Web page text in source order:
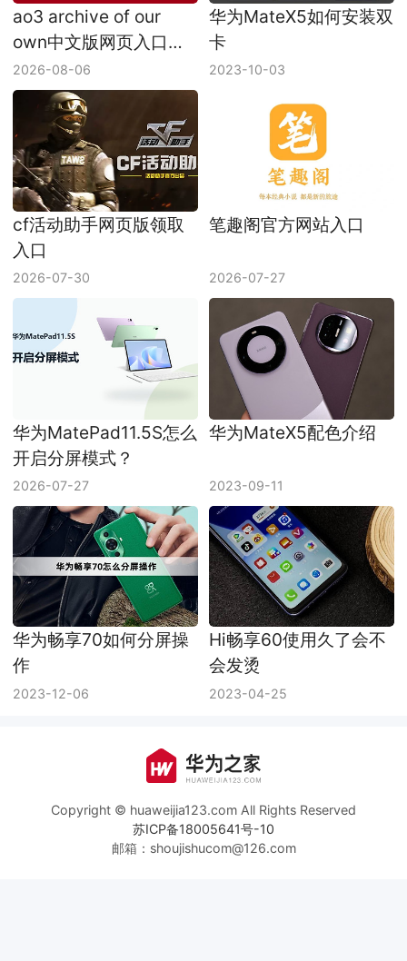
ao3 archive of our
own中文版网页入口
ao3网页版入口地址
2026
2026-08-06
华为MateX5如何安装双
卡
2023-10-03
cf活动助手网页版领取
入口
2026-07-30
笔趣阁官方网站入口
2026-07-27
华为MatePad11.5S怎么
开启分屏模式？
2026-07-27
华为MateX5配色介绍
2023-09-11
华为畅享70如何分屏操
作
2023-12-06
Hi畅享60使用久了会不
会发烫
2023-04-25
Copyright © huaweijia123.com All Rights Reserved
苏ICP备18005641号-10
邮箱：shoujishucom@126.com